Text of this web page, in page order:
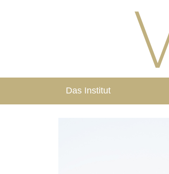
Das Institut